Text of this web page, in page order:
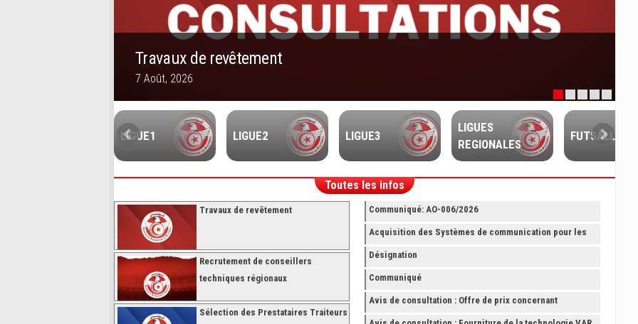
Travaux de revêtement
7 Août, 2026
1 2 3 4 5
LIGUE1 LIGUE2 LIGUE3
LIGUES
REGIONALES
FUTSALL
Toutes les infos
Travaux de revêtement
Recrutement de conseillers
techniques régionaux
Sélection des Prestataires Traiteurs
Communiqué: AO-006/2026
Acquisition des Systèmes de communication pour les
Arbitres Elite
Désignation
Communiqué
Avis de consultation : Offre de prix concernant
fourniture avec montage et finition de RAYONNAGES